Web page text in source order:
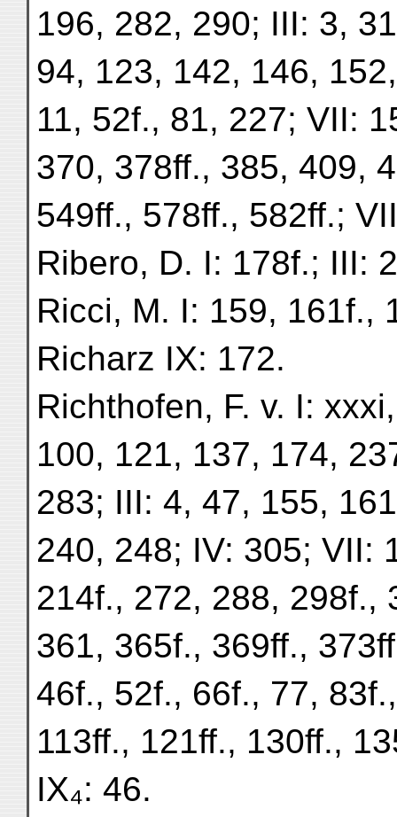
196, 282, 290; III: 3,
94, 123, 142, 146,
11, 52f., 81, 227; VII:
370, 378ff., 385, 409,
549ff., 578ff., 582ff.;
Ribero, D. I: 178f.; III:
Ricci, M. I: 159, 161f.,
Richarz IX: 172.
Richthofen, F. v. I:
100, 121, 137, 174,
283; III: 4, 47, 155,
240, 248; IV: 305; VII:
214f., 272, 288, 298f.,
361, 365f., 369ff.,
46f., 52f., 66f., 77,
113ff., 121ff., 130ff.,
IX₄: 46.